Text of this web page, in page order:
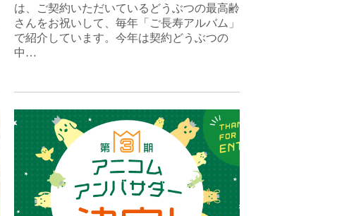
は、ご契約いただいているどうぶつの最高齢
さんをお祝いして、毎年「ご長寿アルバム」
で紹介しています。今年は契約どうぶつの
中…